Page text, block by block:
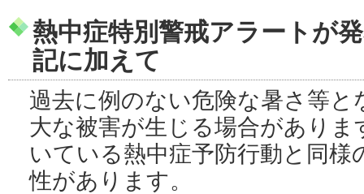
熱中症特別警戒アラートが
記に加えて
過去に例のない危険な暑さ等
大な被害が生じる場合があり
いている熱中症予防行動と同様
性があります。